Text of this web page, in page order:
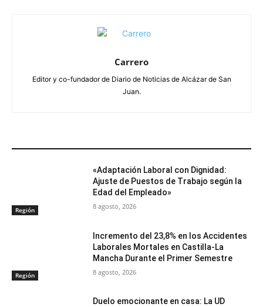
Carrero
Editor y co-fundador de Diario de Noticias de Alcázar de San
Juan.
Región
«Adaptación Laboral con Dignidad:
Ajuste de Puestos de Trabajo según la
Edad del Empleado»
8 agosto, 2026
Región
Incremento del 23,8% en los Accidentes
Laborales Mortales en Castilla-La
Mancha Durante el Primer Semestre
8 agosto, 2026
Duelo emocionante en casa: La UD